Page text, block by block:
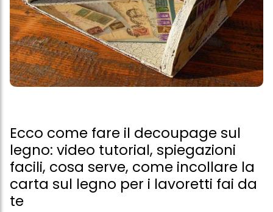
Ecco come fare il decoupage sul
legno: video tutorial, spiegazioni
facili, cosa serve, come incollare la
carta sul legno per i lavoretti fai da
te